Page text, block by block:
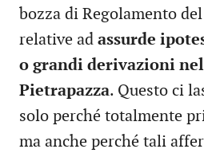
bozza di Regolamento
relative ad assurde
o grandi derivazioni
Pietrapazza. Questo ci
solo perché totalmente
ma anche perché tali